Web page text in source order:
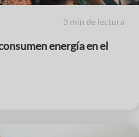
3 min de lectura
energía en el